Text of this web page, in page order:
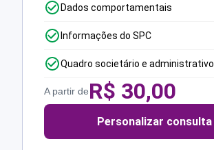
Dados comportamentais
Informações do SPC
Quadro societário e administrativo
A partir deR$ 30,00
Personalizar consulta